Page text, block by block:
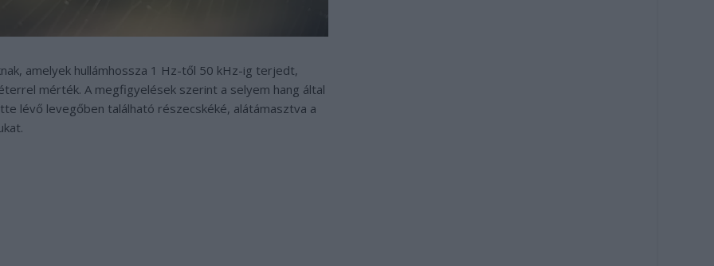
amelyek hullámhossza 1 Hz-től 50 kHz-ig terjedt,
mérték. A megfigyelések szerint a selyem hang által
lévő levegőben található részecskéké, alátámasztva a